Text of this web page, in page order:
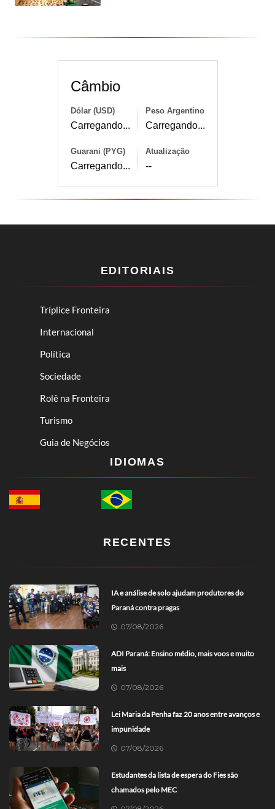
Câmbio
Dólar (USD)
Carregando...
Peso Argentino
Carregando...
Guarani (PYG)
Carregando...
Atualização
--
EDITORIAIS
Tríplice Fronteira
Internacional
Política
Sociedade
Rolê na Fronteira
Turismo
Guia de Negócios
IDIOMAS
RECENTES
IA e análise de solo ajudam produtores do
Paraná contra pragas
07/08/2026
ADI Paraná: Ensino médio, mais voos e muito
mais
07/08/2026
Lei Maria da Penha faz 20 anos entre avanços e
impunidade
07/08/2026
Estudantes da lista de espera do Fies são
chamados pelo MEC